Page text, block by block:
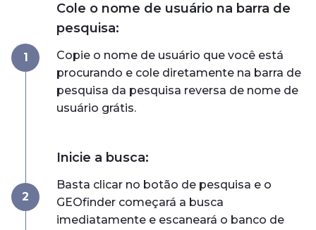
1
Cole o nome de usuário na barra de
pesquisa:
Copie o nome de usuário que você está
procurando e cole diretamente na barra de
pesquisa da pesquisa reversa de nome de
usuário grátis.
2
Inicie a busca:
Basta clicar no botão de pesquisa e o
GEOfinder começará a busca
imediatamente e escaneará o banco de